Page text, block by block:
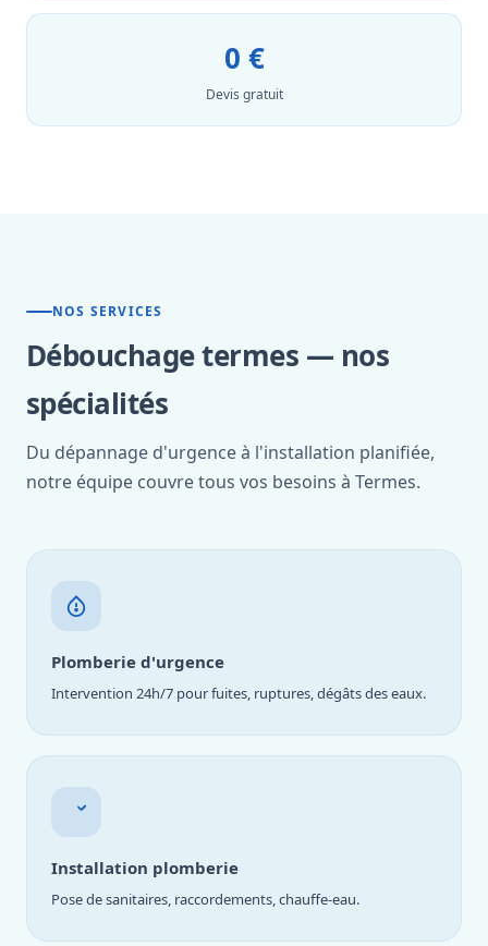
0 €
Devis gratuit
NOS SERVICES
Débouchage termes — nos
spécialités
Du dépannage d'urgence à l'installation planifiée,
notre équipe couvre tous vos besoins à Termes.
Plomberie d'urgence
Intervention 24h/7 pour fuites, ruptures, dégâts des eaux.
Installation plomberie
Pose de sanitaires, raccordements, chauffe-eau.